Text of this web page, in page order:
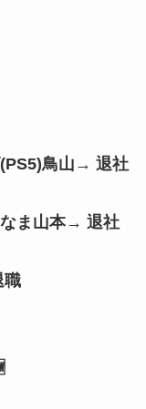
鳥山→ 退社
ま山本→ 退社
職